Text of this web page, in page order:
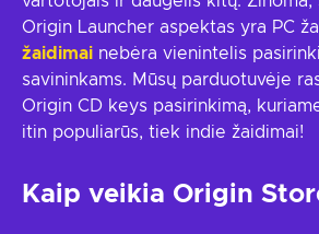
Origin Launcher aspektas yra PC
žaidimai nebėra vienintelis
savininkams. Mūsų parduotuvėje
Origin CD keys pasirinkimą,
itin populiarūs, tiek indie žaidimai!
Kaip veikia Origin